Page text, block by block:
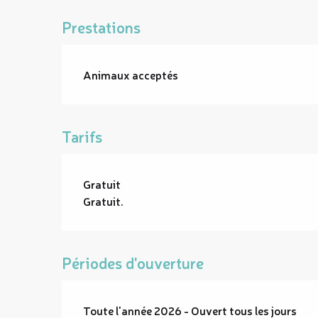
Prestations
Animaux acceptés
Tarifs
Gratuit
Gratuit.
Périodes d'ouverture
Toute l'année 2026 - Ouvert tous les jours